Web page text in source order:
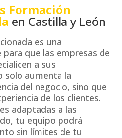
Formación
en Castilla y León
es una
que las empresas de
a sus
solo aumenta la
del negocio, sino que
de los clientes.
adaptadas a las
tu equipo podrá
sin límites de tu